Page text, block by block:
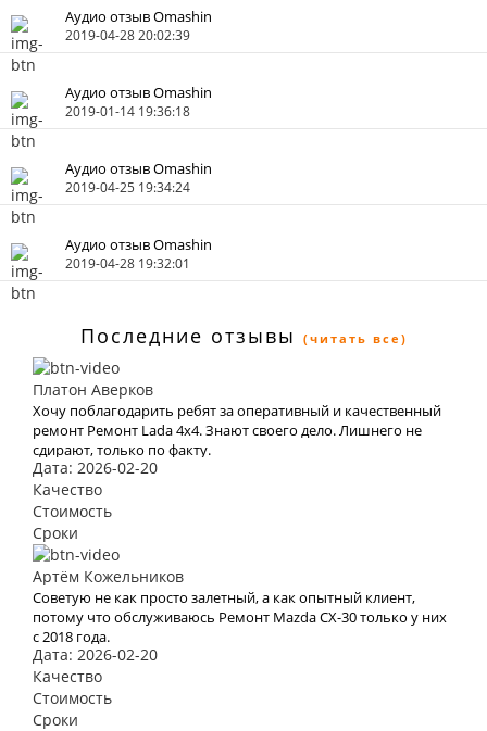
Аудио отзыв Omashin
2019-04-28 20:02:39
Аудио отзыв Omashin
2019-01-14 19:36:18
Аудио отзыв Omashin
2019-04-25 19:34:24
Аудио отзыв Omashin
2019-04-28 19:32:01
Последние отзывы (читать все)
Платон Аверков
Хочу поблагодарить ребят за оперативный и качественный
ремонт Ремонт Lada 4х4. Знают своего дело. Лишнего не
сдирают, только по факту.
Дата: 2026-02-20
Качество
Стоимость
Сроки
Артём Кожельников
Советую не как просто залетный, а как опытный клиент,
потому что обслуживаюсь Ремонт Mazda CX-30 только у них
с 2018 года.
Дата: 2026-02-20
Качество
Стоимость
Сроки